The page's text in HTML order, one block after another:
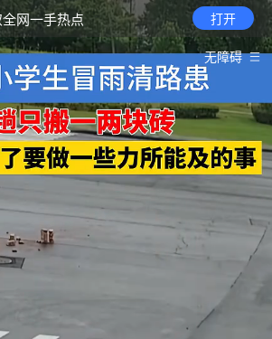
网一手热点 打开
无障碍